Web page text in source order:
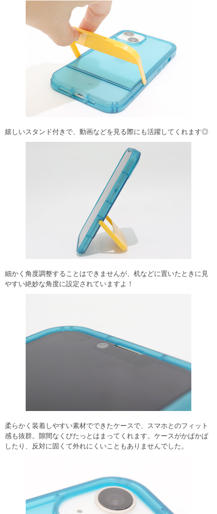
嬉しいスタンド付きで、動画などを見る際にも活躍してくれます◎
細かく角度調整することはできませんが、机などに置いたときに見
やすい絶妙な角度に設定されていますよ！
柔らかく装着しやすい素材でできたケースで、スマホとのフィット
感も抜群。隙間なくぴたっとはまってくれます。ケースがかぱかぱ
したり、反対に固くて外れにくいこともありませんでした。